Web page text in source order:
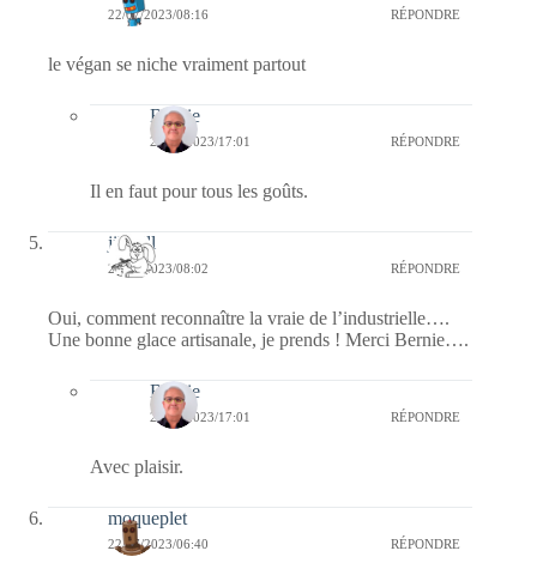
22/07/2023/08:16 RÉPONDRE
le végan se niche vraiment partout
Bernie
22/07/2023/17:01 RÉPONDRE
Il en faut pour tous les goûts.
jill bill
22/07/2023/08:02 RÉPONDRE
Oui, comment reconnaître la vraie de l’industrielle….
Une bonne glace artisanale, je prends ! Merci Bernie….
Bernie
22/07/2023/17:01 RÉPONDRE
Avec plaisir.
moqueplet
22/07/2023/06:40 RÉPONDRE